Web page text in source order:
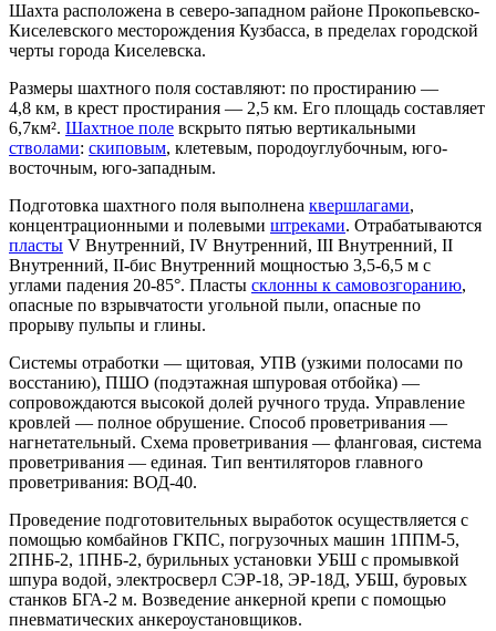
Шахта расположена в северо-западном районе Прокопьевско-
Киселевского месторождения Кузбасса, в пределах городской
черты города Киселевска.
Размеры шахтного поля составляют: по простиранию —
4,8 км, в крест простирания — 2,5 км. Его площадь составляет
6,7км². Шахтное поле вскрыто пятью вертикальными
стволами: скиповым, клетевым, породоуглубочным, юго-
восточным, юго-западным.
Подготовка шахтного поля выполнена квершлагами,
концентрационными и полевыми штреками. Отрабатываются
пласты V Внутренний, IV Внутренний, III Внутренний, II
Внутренний, II-бис Внутренний мощностью 3,5-6,5 м с
углами падения 20-85°. Пласты склонны к самовозгоранию,
опасные по взрывчатости угольной пыли, опасные по
прорыву пульпы и глины.
Системы отработки — щитовая, УПВ (узкими полосами по
восстанию), ПШО (подэтажная шпуровая отбойка) —
сопровождаются высокой долей ручного труда. Управление
кровлей — полное обрушение. Способ проветривания —
нагнетательный. Схема проветривания — фланговая, система
проветривания — единая. Тип вентиляторов главного
проветривания: ВОД-40.
Проведение подготовительных выработок осуществляется с
помощью комбайнов ГКПС, погрузочных машин 1ППМ-5,
2ПНБ-2, 1ПНБ-2, бурильных установки УБШ с промывкой
шпура водой, электросверл СЭР-18, ЭР-18Д, УБШ, буровых
станков БГА-2 м. Возведение анкерной крепи с помощью
пневматических анкероустановщиков.